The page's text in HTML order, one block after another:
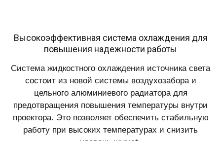
Высокоэффективная система охлаждения для
повышения надежности работы
Система жидкостного охлаждения источника света
состоит из новой системы воздухозабора и
цельного алюминиевого радиатора для
предотвращения повышения температуры внутри
проектора. Это позволяет обеспечить стабильную
работу при высоких температурах и снизить